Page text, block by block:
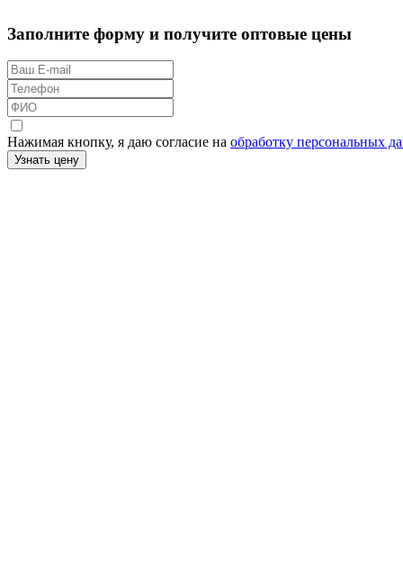
Заполните форму и получите оптовые цены
Нажимая кнопку, я даю согласие на обработку персональных
Узнать цену